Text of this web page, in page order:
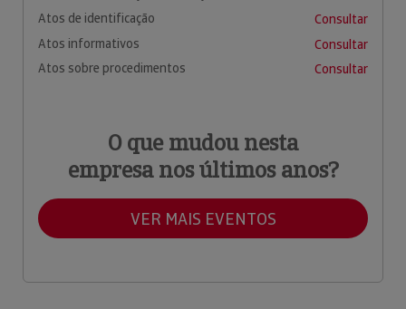
Atos de identificação
Consultar
Atos informativos
Consultar
Atos sobre procedimentos
Consultar
O que mudou nesta
empresa nos últimos anos?
VER MAIS EVENTOS